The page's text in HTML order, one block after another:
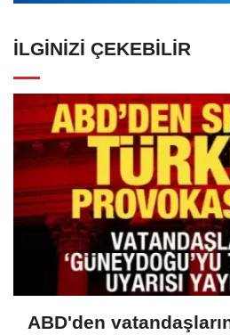
İLGINIZI ÇEKEBILIR
ABD'den